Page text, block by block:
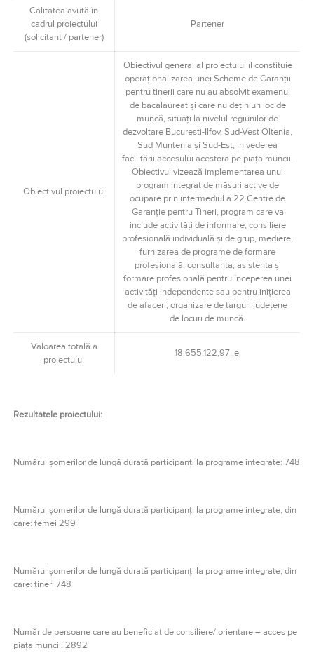
Calitatea avută în
cadrul proiectului
(solicitant / partener)
Partener
Obiectivul proiectului
Obiectivul general al proiectului îl constituie
operaţionalizarea unei Scheme de Garanţii
pentru tinerii care nu au absolvit examenul
de bacalaureat şi care nu deţin un loc de
muncă, situaţi la nivelul regiunilor de
dezvoltare Bucuresti-Ilfov, Sud-Vest Oltenia,
Sud Muntenia şi Sud-Est, în vederea
facilitării accesului acestora pe piaţa muncii.
Obiectivul vizează implementarea unui
program integrat de măsuri active de
ocupare prin intermediul a 22 Centre de
Garanţie pentru Tineri, program care va
include activităţi de informare, consiliere
profesională individuală şi de grup, mediere,
furnizarea de programe de formare
profesională, consultanta, asistenta şi
formare profesională pentru începerea unei
activităţi independente sau pentru iniţierea
de afaceri, organizare de târguri judeţene
de locuri de muncă.
Valoarea totală a
proiectului
18.655.122,97 lei
Rezultatele proiectului:
Numărul şomerilor de lungă durată participanţi la programe integrate: 748
Numărul şomerilor de lungă durată participanţi la programe integrate, din
care: femei 299
Numărul şomerilor de lungă durată participanţi la programe integrate, din
care: tineri 748
Număr de persoane care au beneficiat de consiliere/ orientare – acces pe
piaţa muncii: 2892